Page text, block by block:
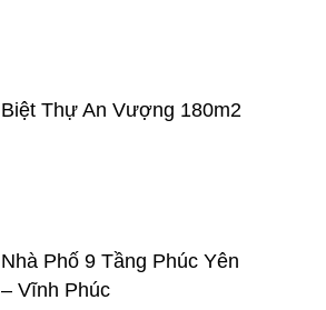
Biệt Thự An Vượng 180m2
Nhà Phố 9 Tầng Phúc Yên
– Vĩnh Phúc